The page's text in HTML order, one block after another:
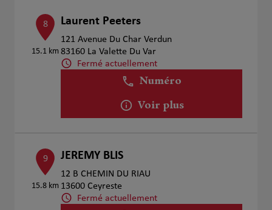
8
15.1 km
Laurent Peeters
121 Avenue Du Char Verdun
83160 La Valette Du Var
Fermé actuellement
Numéro
Voir plus
9
15.8 km
JEREMY BLIS
12 B CHEMIN DU RIAU
13600 Ceyreste
Fermé actuellement